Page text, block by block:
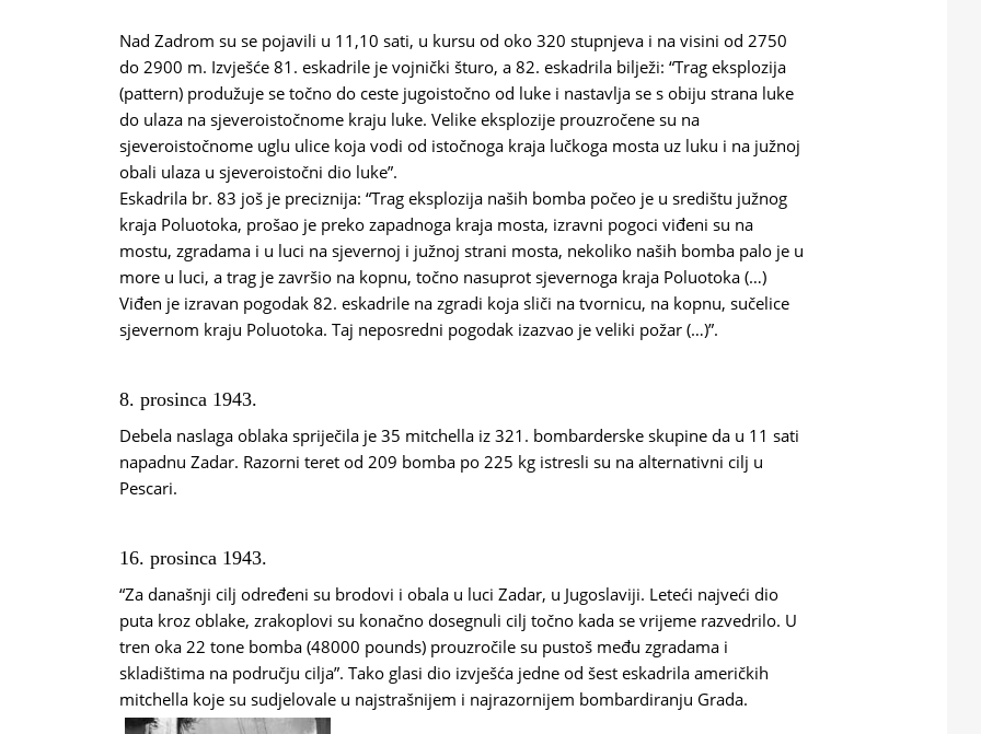
Nad Zadrom su se pojavili u 11,10 sati, u kursu od oko 320 stupnjeva i na visini od 2750
do 2900 m. Izvješće 81. eskadrile je vojnički šturo, a 82. eskadrila bilježi: “Trag eksplozija
(pattern) produžuje se točno do ceste jugoistočno od luke i nastavlja se s obiju strana luke
do ulaza na sjeveroistočnome kraju luke. Velike eksplozije prouzročene su na
sjeveroistočnome uglu ulice koja vodi od istočnoga kraja lučkoga mosta uz luku i na južnoj
obali ulaza u sjeveroistočni dio luke”.
Eskadrila br. 83 još je preciznija: “Trag eksplozija naših bomba počeo je u središtu južnog
kraja Poluotoka, prošao je preko zapadnoga kraja mosta, izravni pogoci viđeni su na
mostu, zgradama i u luci na sjevernoj i južnoj strani mosta, nekoliko naših bomba palo je u
more u luci, a trag je završio na kopnu, točno nasuprot sjevernoga kraja Poluotoka (…)
Viđen je izravan pogodak 82. eskadrile na zgradi koja sliči na tvornicu, na kopnu, sučelice
sjevernom kraju Poluotoka. Taj neposredni pogodak izazvao je veliki požar (…)”.
8. prosinca 1943.
Debela naslaga oblaka spriječila je 35 mitchella iz 321. bombarderske skupine da u 11 sati
napadnu Zadar. Razorni teret od 209 bomba po 225 kg istresli su na alternativni cilj u
Pescari.
16. prosinca 1943.
“Za današnji cilj određeni su brodovi i obala u luci Zadar, u Jugoslaviji. Leteći najveći dio
puta kroz oblake, zrakoplovi su konačno dosegnuli cilj točno kada se vrijeme razvedrilo. U
tren oka 22 tone bomba (48000 pounds) prouzročile su pustoš među zgradama i
skladištima na području cilja”. Tako glasi dio izvješća jedne od šest eskadrila američkih
mitchella koje su sudjelovale u najstrašnijem i najrazornijem bombardiranju Grada.